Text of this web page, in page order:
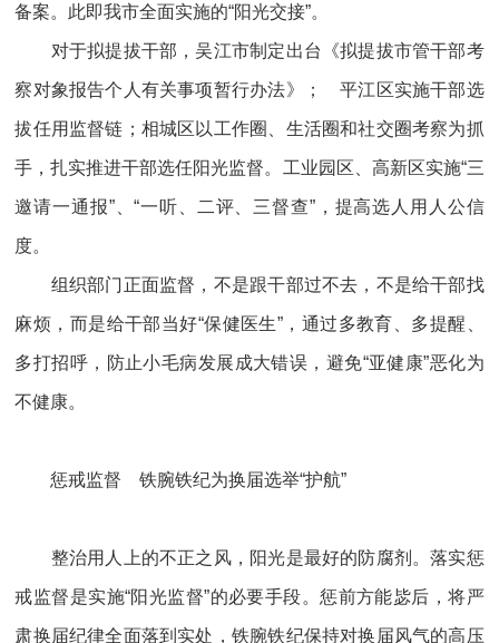
备案。此即我市全面实施的“阳光交接”。
对于拟提拔干部，吴江市制定出台《拟提拔市管干部考
察对象报告个人有关事项暂行办法》； 平江区实施干部选
拔任用监督链；相城区以工作圈、生活圈和社交圈考察为抓
手，扎实推进干部选任阳光监督。工业园区、高新区实施“三
邀请一通报”、“一听、二评、三督查”，提高选人用人公信
度。
组织部门正面监督，不是跟干部过不去，不是给干部找
麻烦，而是给干部当好“保健医生”，通过多教育、多提醒、
多打招呼，防止小毛病发展成大错误，避免“亚健康”恶化为
不健康。
惩戒监督 铁腕铁纪为换届选举“护航”
整治用人上的不正之风，阳光是最好的防腐剂。落实惩
戒监督是实施“阳光监督”的必要手段。惩前方能毖后，将严
肃换届纪律全面落到实处，铁腕铁纪保持对换届风气的高压